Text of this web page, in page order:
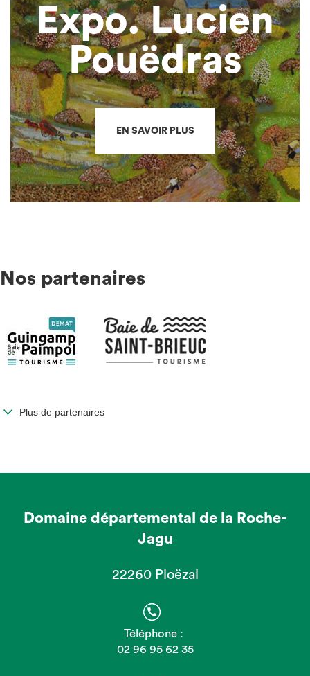
Expo. Lucien
Pouëdras
EN SAVOIR PLUS
Nos partenaires
Plus de partenaires
Domaine départemental de la Roche-
Jagu
22260 Ploëzal
Téléphone :
02 96 95 62 35